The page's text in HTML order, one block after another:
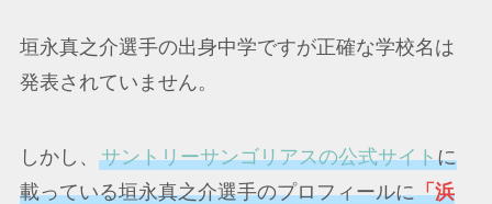
垣永真之介選手の出身中学ですが正確な学校名は
発表されていません。
しかし、 サントリーサンゴリアスの公式サイトに
載っている垣永真之介選手のプロフィールに「浜